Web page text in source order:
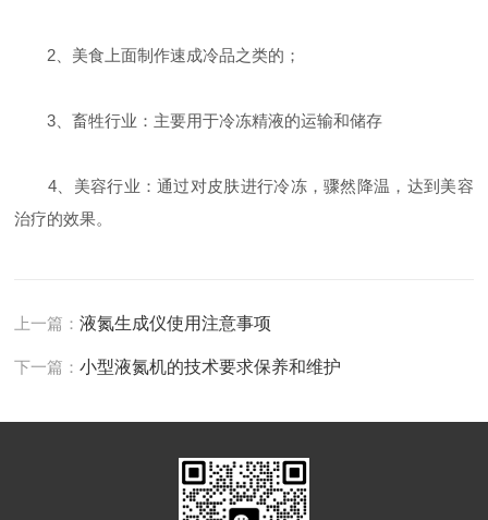
2、美食上面制作速成冷品之类的；
3、畜牲行业：主要用于冷冻精液的运输和储存
4、美容行业：通过对皮肤进行冷冻，骤然降温，达到美容
治疗的效果。
上一篇：液氮生成仪使用注意事项
下一篇：小型液氮机的技术要求保养和维护